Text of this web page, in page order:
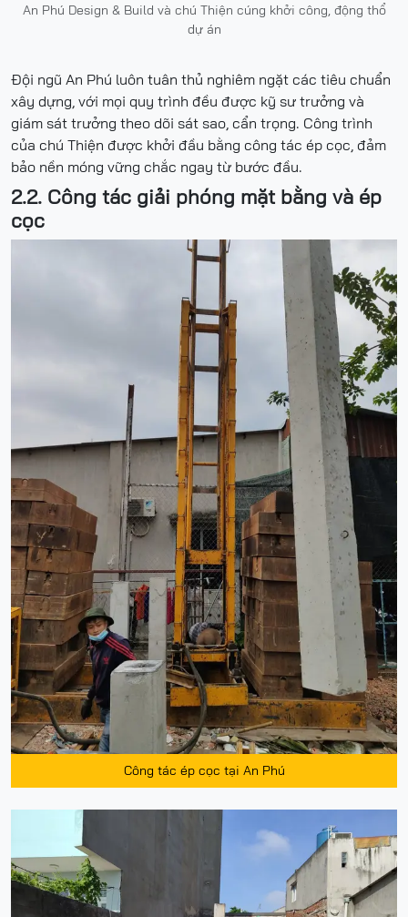
An Phú Design & Build và chú Thiện cúng khởi công, động thổ
dự án
Đội ngũ An Phú luôn tuân thủ nghiêm ngặt các tiêu chuẩn
xây dựng, với mọi quy trình đều được kỹ sư trưởng và
giám sát trưởng theo dõi sát sao, cẩn trọng. Công trình
của chú Thiện được khởi đầu bằng công tác ép cọc, đảm
bảo nền móng vững chắc ngay từ bước đầu.
2.2. Công tác giải phóng mặt bằng và ép
cọc
Công tác ép cọc tại An Phú